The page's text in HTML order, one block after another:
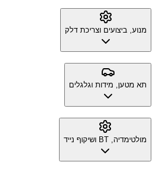
מנוע, ביצועים וצריכת דלק
תא מטען, מידות וגלגלים
מולטימדיה, BT ושיקוף נייד